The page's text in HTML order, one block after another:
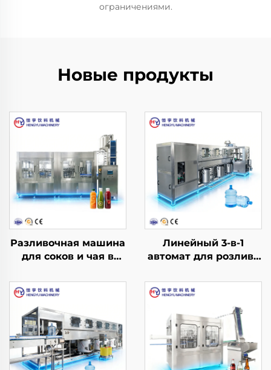
ограничениями.
Новые продукты
Разливочная машина
для соков и чая в
горячим розливом
RCGF40-40-10
Линейный 3-в-1
автомат для розлива